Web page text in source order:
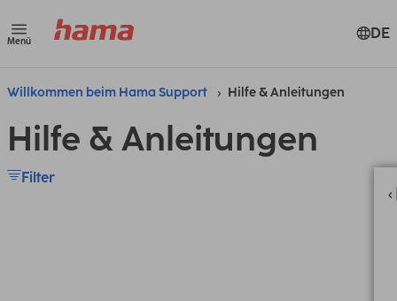
Menü DE
Willkommen beim Hama Support Hilfe & Anleitungen
Hilfe & Anleitungen
Filter